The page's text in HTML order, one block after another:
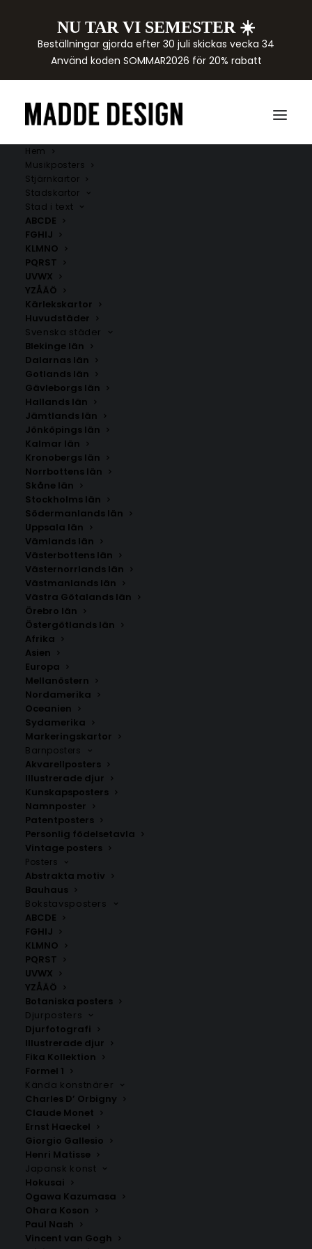
NU TAR VI SEMESTER ☀️
Beställningar gjorda efter 30 juli skickas vecka 34
Använd koden SOMMAR2026 för 20% rabatt
Hem
Musikposters
Stjärnkartor
Stadskartor
Stad i text
ABCDE
FGHIJ
KLMNO
PQRST
UVWX
YZÅÄÖ
Kärlekskartor
Huvudstäder
Svenska städer
Blekinge län
Dalarnas län
Gotlands län
Gävleborgs län
Hallands län
Jämtlands län
Jönköpings län
Kalmar län
Kronobergs län
Norrbottens län
Skåne län
Stockholms län
Södermanlands län
Uppsala län
Vämlands län
Västerbottens län
Västernorrlands län
Västmanlands län
Västra Götalands län
Örebro län
Östergötlands län
Afrika
Asien
Europa
Mellanöstern
Nordamerika
Oceanien
Sydamerika
Markeringskartor
Barnposters
Akvarellposters
Illustrerade djur
Kunskapsposters
Namnposter
Patentposters
Personlig födelsetavla
Vintage posters
Posters
Abstrakta motiv
Bauhaus
Bokstavsposters
ABCDE
FGHIJ
KLMNO
PQRST
UVWX
YZÅÄÖ
Botaniska posters
Djurposters
Djurfotografi
Illustrerade djur
Fika Kollektion
Formel 1
Kända konstnärer
Charles D’ Orbigny
Claude Monet
Ernst Haeckel
Giorgio Gallesio
Henri Matisse
Japansk konst
Hokusai
Ogawa Kazumasa
Ohara Koson
Paul Nash
Vincent van Gogh
Frankfurt am Main
Storlek
350.00kr
Handritad karta över Frankfurt am Main i
Välj mellan fyra olika storlekar: 50×70 cm, 40×50 cm,
30×40 cm och 21×30 cm.
Tyskland
ANDRA KÖPTE ÄVEN
Stuttgart
Fr. 200.00